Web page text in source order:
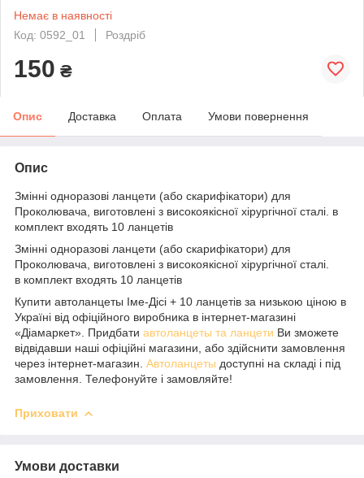
Немає в наявності
Код: 0592_01
Роздріб
150 ₴
Опис Доставка Оплата Умови повернення
Опис
Змінні одноразові ланцети (або скарифікатори) для
Проколювача, виготовлені з високоякісної хірургічної сталі. в
комплект входять 10 ланцетів
Змінні одноразові ланцети (або скарифікатори) для
Проколювача, виготовлені з високоякісної хірургічної сталі.
в комплект входять 10 ланцетів
Купити автоланцеты Іме-Дісі + 10 ланцетів за низькою ціною в
Україні від офіційного виробника в інтернет-магазині
«Діамаркет». Придбати автоланцеты та ланцети Ви зможете
відвідавши наші офіційні магазини, або здійснити замовлення
через інтернет-магазин. Автоланцеты доступні на складі і під
замовлення. Телефонуйте і замовляйте!
Приховати
Умови доставки